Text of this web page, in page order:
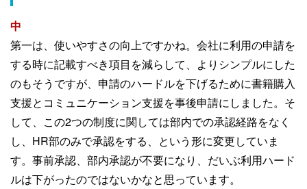
中
第一は、使いやすさの向上ですかね。会社に利用の申請を
する時に記載すべき項目を減らして、よりシンプルにした
のもそうですが、申請のハードルを下げるために書籍購入
支援とコミュニケーション支援を事後申請にしました。 そ
して、この2つの制度に関しては部内での承認経路をなく
し、HR部のみで承認をする、という形に変更していま
す。事前承認、部内承認が不要になり、だいぶ利用ハード
ルは下がったのではないかなと思っています。